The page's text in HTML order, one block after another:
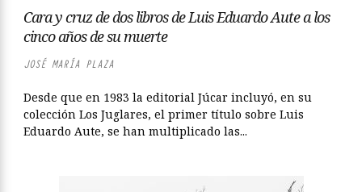
Cara y cruz de dos libros de Luis Eduardo Aute a los
cinco años de su muerte
JOSÉ MARÍA PLAZA
Desde que en 1983 la editorial Júcar incluyó, en su
colección Los Juglares, el primer título sobre Luis
Eduardo Aute, se han multiplicado las...